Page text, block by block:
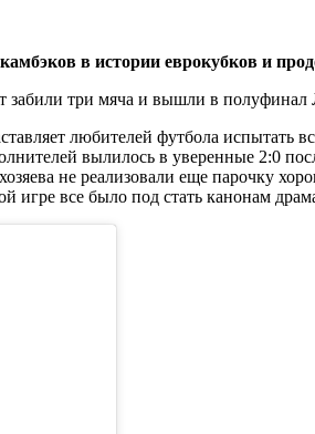
в истории еврокубков и
забили три мяча и вышли в
любителей футбола испытать
вылилось в уверенные 2:0
не реализовали еще парочку
игре все было под стать канонам